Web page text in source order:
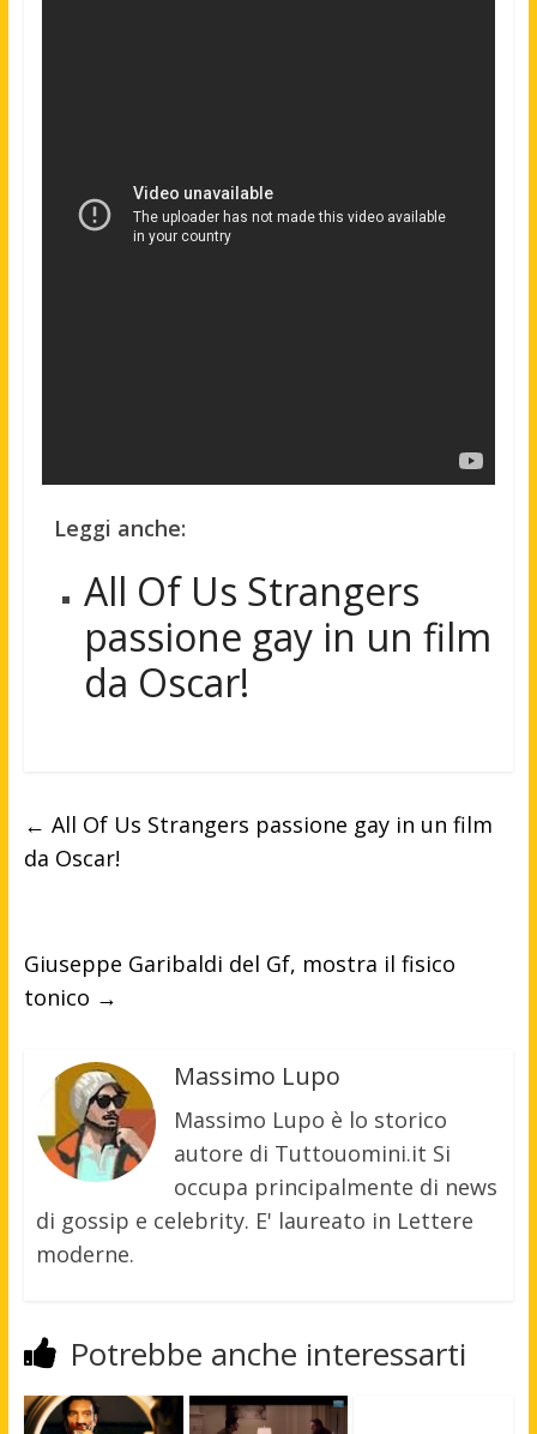
Leggi anche:
All Of Us Strangers
passione gay in un film
da Oscar!
← All Of Us Strangers passione gay in un film
da Oscar!
Giuseppe Garibaldi del Gf, mostra il fisico
tonico →
Massimo Lupo
Massimo Lupo è lo storico
autore di Tuttouomini.it Si
occupa principalmente di news
di gossip e celebrity. E' laureato in Lettere
moderne.
Potrebbe anche interessarti